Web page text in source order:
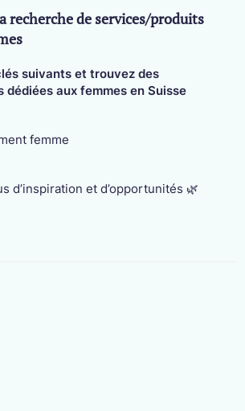
recherche de services/produits
suivants et trouvez des
aux femmes en Suisse
femme
d’inspiration et d’opportunités 🌿